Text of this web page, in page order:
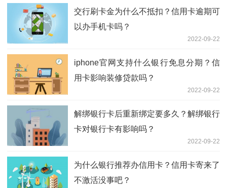
交行刷卡金为什么不抵扣？信用卡逾期可
以办手机卡吗？
2022-09-22
iphone官网支持什么银行免息分期？信
用卡影响装修贷款吗？
2022-09-22
解绑银行卡后重新绑定要多久？解绑银行
卡对银行卡有影响吗？
2022-09-22
为什么银行推荐办信用卡？信用卡寄来了
不激活没事吧？